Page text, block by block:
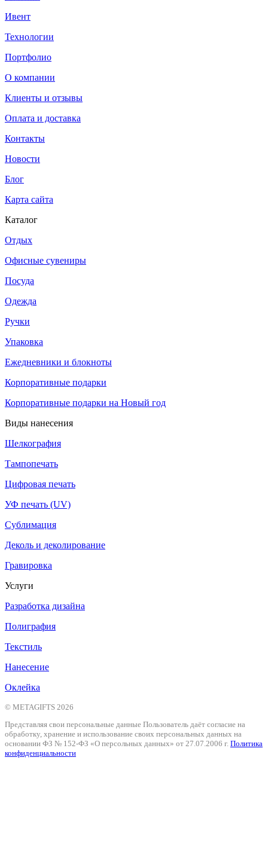
Ивент
Технологии
Портфолио
О компании
Клиенты и отзывы
Оплата и доставка
Контакты
Новости
Блог
Карта сайта
Каталог
Отдых
Офисные сувениры
Посуда
Одежда
Ручки
Упаковка
Ежедневники и блокноты
Корпоративные подарки
Корпоративные подарки на Новый год
Виды нанесения
Шелкография
Тампопечать
Цифровая печать
УФ печать (UV)
Сублимация
Деколь и деколирование
Гравировка
Услуги
Разработка дизайна
Полиграфия
Текстиль
Нанесение
Оклейка
© METAGIFTS 2026
Представляя свои персональные данные Пользователь даёт согласие на
обработку, хранение и использование своих персональных данных на
основании ФЗ № 152-ФЗ «О персольных данных» от 27.07.2006 г. Политика
конфиденциальности